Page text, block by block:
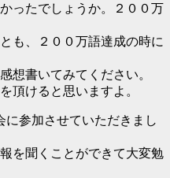
ったでしょうか。２００万
も、２００万語達成の時に
想書いてみてください。
頂けると思いますよ。
に参加させていただきまし
を聞くことができて大変勉